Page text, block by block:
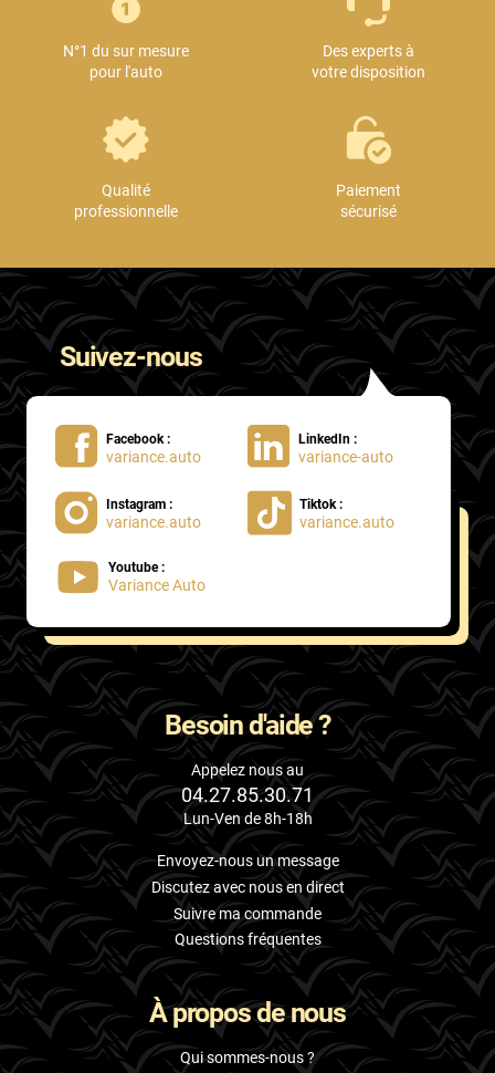
Mitsubishi
Oldsmobile
Ora
Peugeot
Plymouth
Pontiac
Porsche
Proton
Renault
Rolls
Rover
Saab
Santana
Saturn
Scania
Scion
Seat
Skoda
Smart
N°1 du sur mesure
pour l'auto
Des experts à
votre disposition
Qualité
professionnelle
Paiement
sécurisé
Suivez-nous
Facebook :
variance.auto
LinkedIn :
variance-auto
Instagram :
variance.auto
Tiktok :
variance.auto
Youtube :
Variance Auto
Besoin d'aide ?
Appelez nous au
04.27.85.30.71
Lun-Ven de 8h-18h
Envoyez-nous un message
Discutez avec nous en direct
Suivre ma commande
Questions fréquentes
À propos de nous
Qui sommes-nous ?